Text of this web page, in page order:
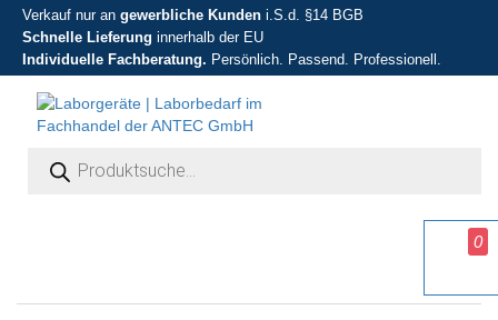
Verkauf nur an gewerbliche Kunden i.S.d. §14 BGB
Schnelle Lieferung innerhalb der EU
Individuelle Fachberatung. Persönlich. Passend. Professionell.
0